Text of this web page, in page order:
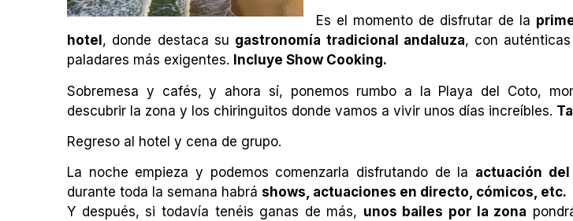
Es el momento de disfrutar de la
hotel , donde destaca su gastronomía tradicional andaluza, con
paladares más exigentes. Incluye Show Cooking.
Sobremesa y cafés, y ahora sí, ponemos rumbo a la Playa del Coto,
descubrir la zona y los chiringuitos donde vamos a vivir unos días increíbles.
Regreso al hotel y cena de grupo.
La noche empieza y podemos comenzarla disfrutando de la actuación
durante toda la semana habráshows, actuaciones en directo, cómicos, etc.
Y después, si todavía tenéis ganas de más, unos bailes por la zona